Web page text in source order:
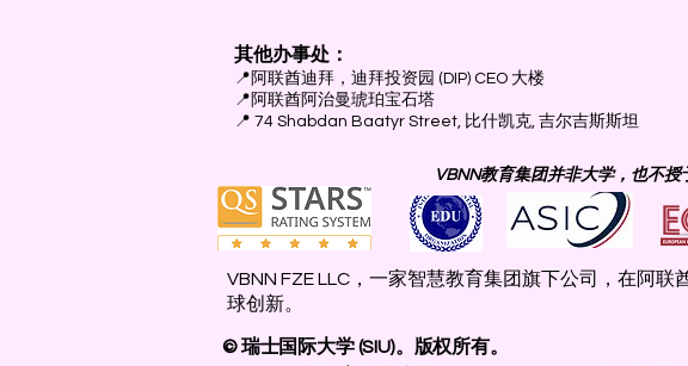
其他办事处：
📍 阿联酋迪拜，迪拜投资园 (DIP) CEO 大楼
📍 阿联酋阿治曼琥珀宝石塔
📍 74 Shabdan Baatyr Street, 比什凯克, 吉尔吉斯斯坦
VBNN教育集团并非大学，也不
VBNN FZE LLC，一家智慧教育集团旗下公司，在阿
球创新。
© 瑞士国际大学 (SIU)。版权所有。